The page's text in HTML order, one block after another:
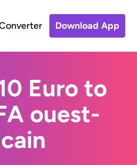
Download App
Euro to
ouest-